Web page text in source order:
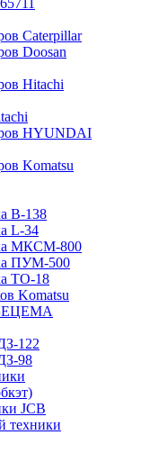
Caterpillar
Doosan
Hitachi
HYUNDAI
Komatsu
B-138
L-34
МКСМ-800
ПУМ-500
ТО-18
Komatsu
БЕЦЕМА
122
98
JCB
техники